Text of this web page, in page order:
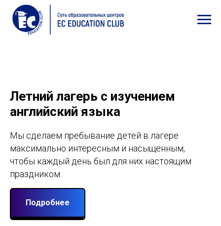
Летний лагерь с изучением
английский языка
Мы сделаем пребывание детей в лагере
максимально интересным и насыщенным,
чтобы каждый день был для них настоящим
праздником.
Подробнее